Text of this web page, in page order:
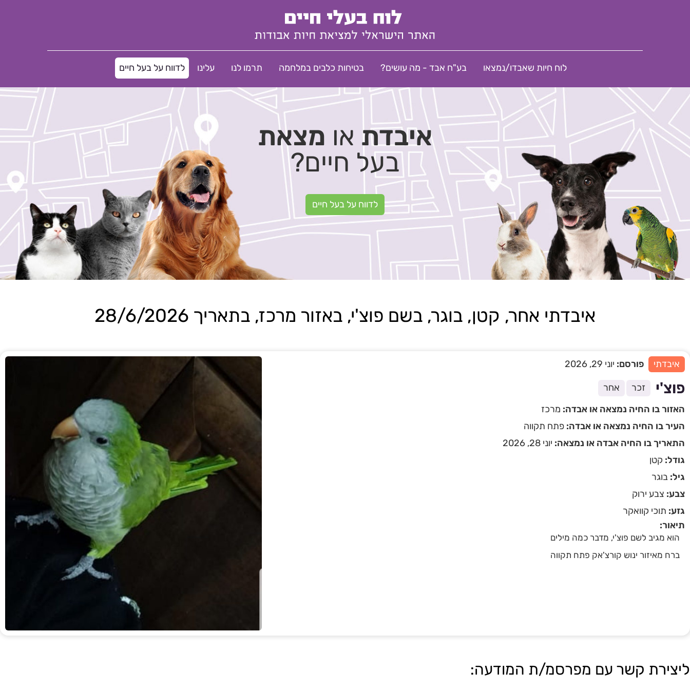
לוח חיות שאבדו/נמצאו בע"ח אבד - מה עושים? בטיחות כלבים במלחמה תרמו לנו עלינו לדווח על בעל חיים
איבדת או מצאת
בעל חיים?
לדווח על בעל חיים
איבדתי אחר, קטן, בוגר, בשם פוצ'י, באזור מרכז, בתאריך 28/6/2026
איבדתי פורסם: יוני 29, 2026
פוצ'י זכר
אחר
האזור בו החיה נמצאה או אבדה: מרכז
העיר בו החיה נמצאה או אבדה: פתח תקווה
התאריך בו החיה אבדה או נמצאה: יוני 28, 2026
גודל: קטן
גיל: בוגר
צבע: צבע ירוק
גזע: תוכי קוואקר
תיאור:
הוא מגיב לשם פוצ'י, מדבר כמה מילים
ברח מאיזור ינוש קורצ'אק פתח תקווה
ליצירת קשר עם מפרסמ/ת המודעה: